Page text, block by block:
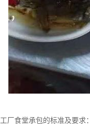
工厂食堂承包的标准及要求：